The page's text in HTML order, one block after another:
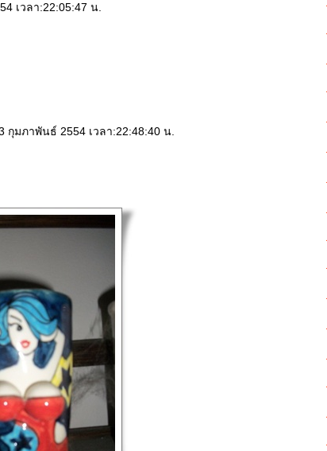
เวลา:22:05:47 น.
กุมภาพันธ์ 2554 เวลา:22:48:40 น.